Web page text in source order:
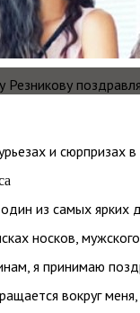
и сюрпризах
из самых ярких
носков,
я принимаю
вокруг